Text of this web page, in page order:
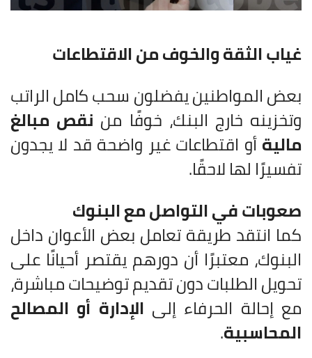
غياب الثقة والخوف من الاقتطاعات
بعض المواطنين يفضلون سحب كامل الراتب
وتخزينه خارج البنك، خوفًا من نقص مبالغ
ماليةأو اقتطاعات غير واضحة قد لا يجدون
تفسيرًا لها لاحقًا.
صعوبات في التواصل مع البنوك
كما انتقد طريقة تعامل بعض الأعوان داخل
البنوك، معتبرًا أن دورهم يقتصر أحيانًا على
تحويل الطلبات دون تقديم توضيحات مباشرة،
مع إحالة الحرفاء إلى الإدارة أو المصالح
المحاسبية.